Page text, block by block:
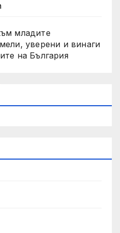
младите
уверени и винаги
на България